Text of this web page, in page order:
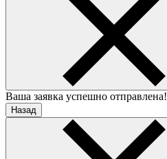
Ваша заявка успешно отправлена!
Назад